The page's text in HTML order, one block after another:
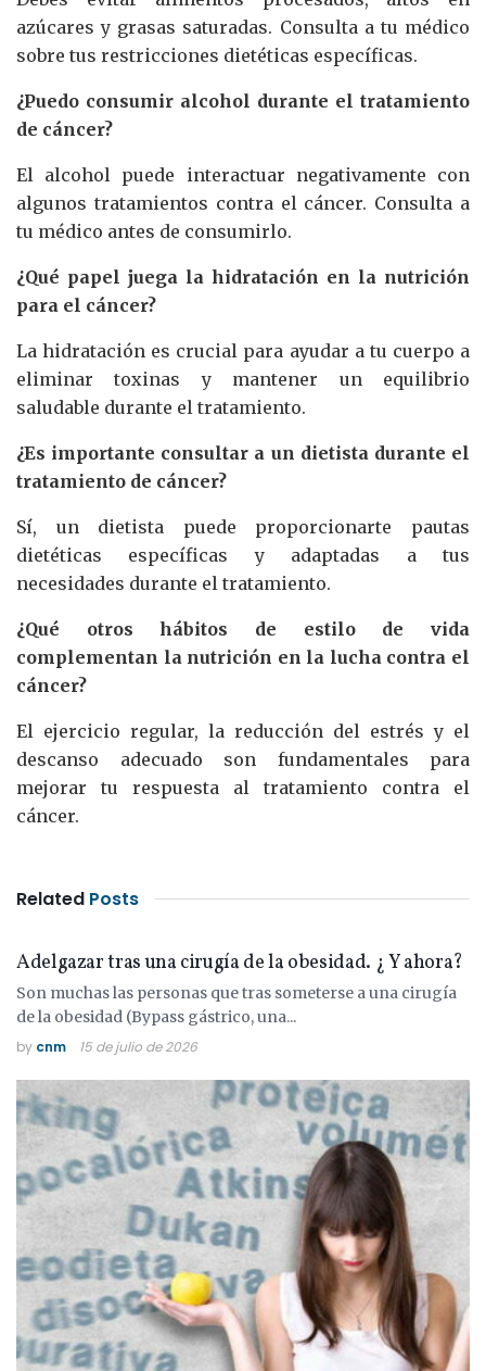
azúcares y grasas saturadas. Consulta a tu médico
sobre tus restricciones dietéticas específicas.
¿Puedo consumir alcohol durante el tratamiento
de cáncer?
El alcohol puede interactuar negativamente con
algunos tratamientos contra el cáncer. Consulta a
tu médico antes de consumirlo.
¿Qué papel juega la hidratación en la nutrición
para el cáncer?
La hidratación es crucial para ayudar a tu cuerpo a
eliminar toxinas y mantener un equilibrio
saludable durante el tratamiento.
¿Es importante consultar a un dietista durante el
tratamiento de cáncer?
Sí, un dietista puede proporcionarte pautas
dietéticas específicas y adaptadas a tus
necesidades durante el tratamiento.
¿Qué otros hábitos de estilo de vida
complementan la nutrición en la lucha contra el
cáncer?
El ejercicio regular, la reducción del estrés y el
descanso adecuado son fundamentales para
mejorar tu respuesta al tratamiento contra el
cáncer.
Related Posts
Adelgazar tras una cirugía de la obesidad. ¿ Y ahora?
Son muchas las personas que tras someterse a una cirugía
de la obesidad (Bypass gástrico, una...
by cnm 15 de julio de 2026